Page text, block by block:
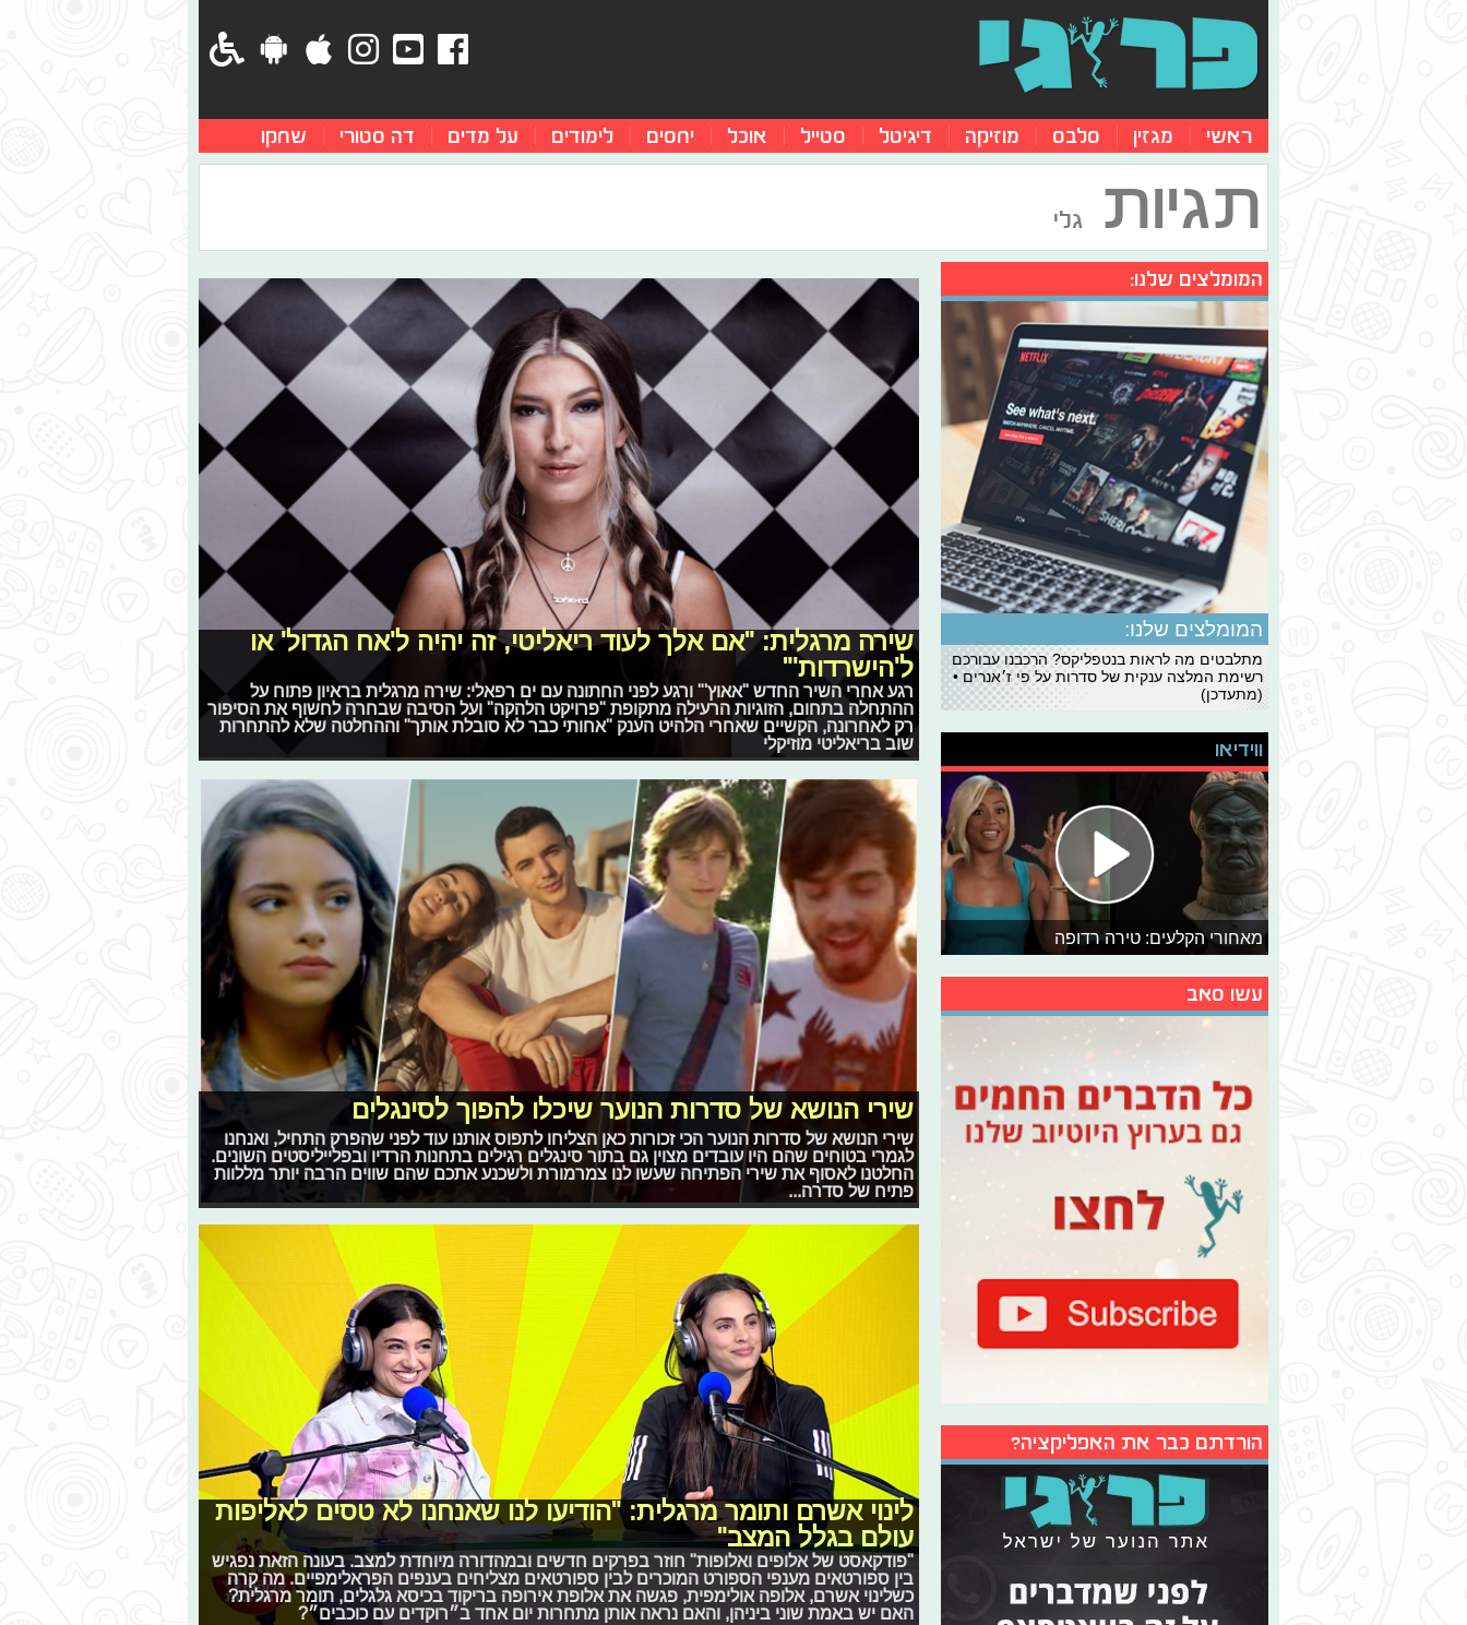
ראשי מגזין סלבס מוזיקה דיגיטל סטייל אוכל יחסים לימודים על מדים דה סטורי שחקו
תגיות גלי
שירה מרגלית: "אם אלך לעוד ריאליטי, זה יהיה ל'אח הגדול' או
ל'הישרדות'"
רגע אחרי השיר החדש "אאוץ'" ורגע לפני החתונה עם ים רפאלי: שירה מרגלית בראיון פתוח על
ההתחלה בתחום, הזוגיות הרעילה מתקופת "פרויקט הלהקה" ועל הסיבה שבחרה לחשוף את הסיפור
רק לאחרונה, הקשיים שאחרי הלהיט הענק "אחותי כבר לא סובלת אותך" וההחלטה שלא להתחרות
שוב בריאליטי מוזיקלי
שירי הנושא של סדרות הנוער שיכלו להפוך לסינגלים
שירי הנושא של סדרות הנוער הכי זכורות כאן הצליחו לתפוס אותנו עוד לפני שהפרק התחיל, ואנחנו
לגמרי בטוחים שהם היו עובדים מצוין גם בתור סינגלים רגילים בתחנות הרדיו ובפלייליסטים השונים.
החלטנו לאסוף את שירי הפתיחה שעשו לנו צמרמורת ולשכנע אתכם שהם שווים הרבה יותר מללוות
פתיח של סדרה...
לינוי אשרם ותומר מרגלית: "הודיעו לנו שאנחנו לא טסים לאליפות
עולם בגלל המצב"
"פודקאסט של אלופים ואלופות" חוזר בפרקים חדשים ובמהדורה מיוחדת למצב. בעונה הזאת נפגיש
בין ספורטאים מענפי הספורט המוכרים לבין ספורטאים מצליחים בענפים הפראלימפיים. מה קרה
כשלינוי אשרם, אלופה אולימפית, פגשה את אלופת אירופה בריקוד בכיסא גלגלים, תומר מרגלית?
האם יש באמת שוני ביניהן, והאם נראה אותן מתחרות יום אחד ב״רוקדים עם כוכבים״?
המומלצים שלנו:
המומלצים שלנו:
מתלבטים מה לראות בנטפליקס? הרכבנו עבורכם
רשימת המלצה ענקית של סדרות על פי ז׳אנרים •
(מתעדכן)
ווידיאו
מאחורי הקלעים: טירה רדופה
עשו סאב
הורדתם כבר את האפליקציה?